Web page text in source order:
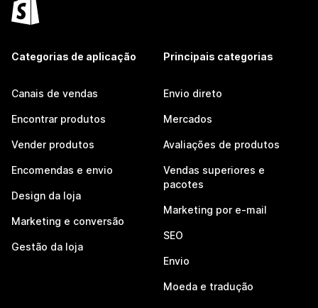
Categorias de aplicação
Canais de vendas
Encontrar produtos
Vender produtos
Encomendas e envio
Design da loja
Marketing e conversão
Gestão da loja
Principais categorias
Envio direto
Mercados
Avaliações de produtos
Vendas superiores e
pacotes
Marketing por e-mail
SEO
Envio
Moeda e tradução